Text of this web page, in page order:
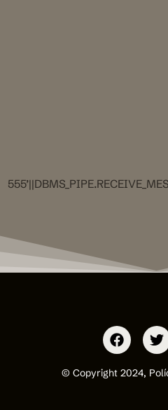
© Copyright 2024,